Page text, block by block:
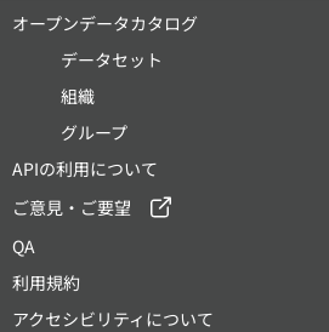
オープンデータカタログ
データセット
組織
グループ
APIの利用について
ご意見・ご要望
QA
利用規約
アクセシビリティについて